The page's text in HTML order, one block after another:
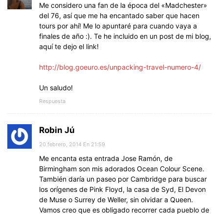
Me considero una fan de la época del «Madchester»
del 76, así que me ha encantado saber que hacen
tours por ahí! Me lo apuntaré para cuando vaya a
finales de año :). Te he incluido en un post de mi blog,
aquí te dejo el link!
http://blog.goeuro.es/unpacking-travel-numero-4/
Un saludo!
Respuesta
Robin Jú
20 febrero, 2014 En 21:59
Me encanta esta entrada Jose Ramón, de
Birmingham son mis adorados Ocean Colour Scene.
También daría un paseo por Cambridge para buscar
los orígenes de Pink Floyd, la casa de Syd, El Devon
de Muse o Surrey de Weller, sin olvidar a Queen.
Vamos creo que es obligado recorrer cada pueblo de